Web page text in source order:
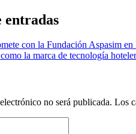
entradas
con la Fundación Aspasim
la marca de tecnología
no será publicada. Los